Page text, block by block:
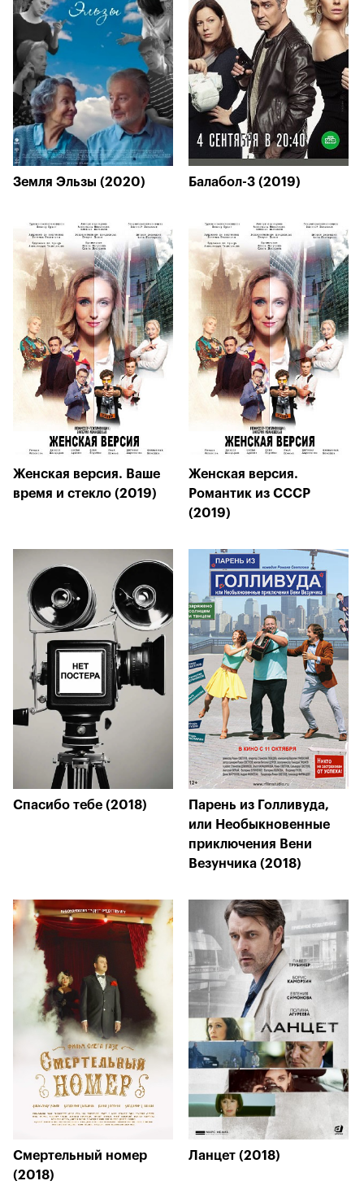
Земля Эльзы (2020) Балабол-3 (2019)
Женская версия. Ваше
время и стекло (2019)
Женская версия.
Романтик из СССР
(2019)
Спасибо тебе (2018)
Парень из Голливуда,
или Необыкновенные
приключения Вени
Везунчика (2018)
Смертельный номер
(2018)
Ланцет (2018)